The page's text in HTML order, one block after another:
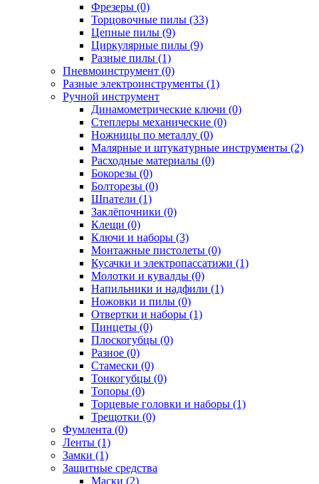
Фрезеры (0)
Торцовочные пилы (33)
Цепные пилы (9)
Циркулярные пилы (9)
Разные пилы (1)
Пневмоинструмент (0)
Разные электроинструменты (1)
Ручной инструмент
Динамометрические ключи (0)
Степлеры механические (0)
Ножницы по металлу (0)
Малярные и штукатурные инструменты (2)
Расходные материалы (0)
Бокорезы (0)
Болторезы (0)
Шпатели (1)
Заклёпочники (0)
Клещи (0)
Ключи и наборы (3)
Монтажные пистолеты (0)
Кусачки и электропассатижи (1)
Молотки и кувалды (0)
Напильники и надфили (1)
Ножовки и пилы (0)
Отвертки и наборы (1)
Пинцеты (0)
Плоскогубцы (0)
Разное (0)
Стамески (0)
Тонкогубцы (0)
Топоры (0)
Торцевые головки и наборы (1)
Трещотки (0)
Фумлента (0)
Ленты (1)
Замки (1)
Защитные средства
Маски (2)